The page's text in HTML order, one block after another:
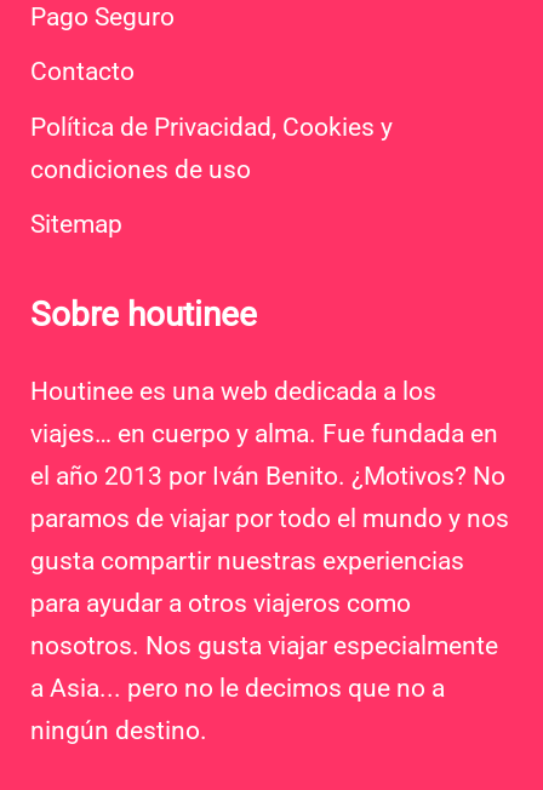
Pago Seguro
Contacto
Política de Privacidad, Cookies y
condiciones de uso
Sitemap
Sobre houtinee
Houtinee es una web dedicada a los
viajes… en cuerpo y alma. Fue fundada en
el año 2013 por Iván Benito. ¿Motivos? No
paramos de viajar por todo el mundo y nos
gusta compartir nuestras experiencias
para ayudar a otros viajeros como
nosotros. Nos gusta viajar especialmente
a Asia... pero no le decimos que no a
ningún destino.